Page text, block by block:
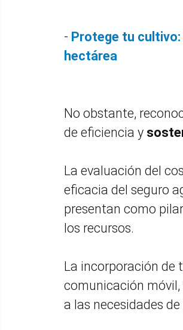
- Protege tu
hectárea
No obstante,
de eficiencia y
La evaluación del
eficacia del seguro
presentan como
los recursos.
La incorporación de
comunicación
a las necesidades